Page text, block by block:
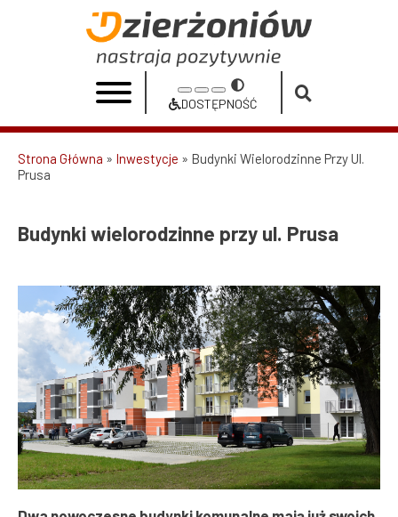
Budynki
wielorodzinne
ul.
Prusa
Urząd
Dzierżoniów
Increase
size
Reset
font
size
Decrease
size
Przełącz
na
Dostępność
DOSTĘPNOŚĆ
Ścieżka
Strona Główna Inwestycje
Budynki Wielorodzinne Przy Ul.
Prusa
Budynki wielorodzinne przy ul. Prusa